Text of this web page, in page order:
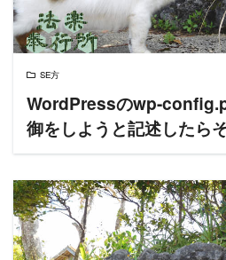
SE方
WordPressのwp-
御をしようと記述したら